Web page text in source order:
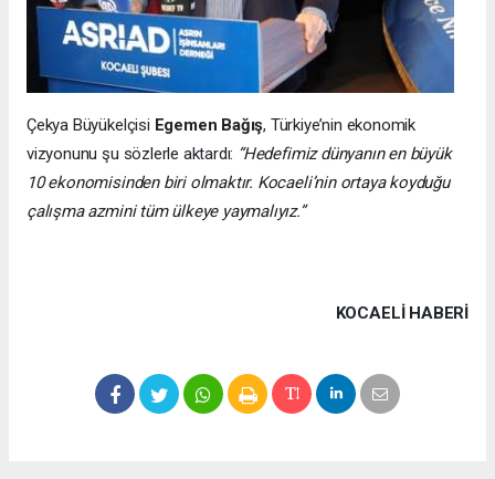
Çekya Büyükelçisi Egemen Bağış, Türkiye’nin ekonomik
vizyonunu şu sözlerle aktardı: “Hedefimiz dünyanın en büyük
10 ekonomisinden biri olmaktır. Kocaeli’nin ortaya koyduğu
çalışma azmini tüm ülkeye yaymalıyız.”
KOCAELI HABERİ